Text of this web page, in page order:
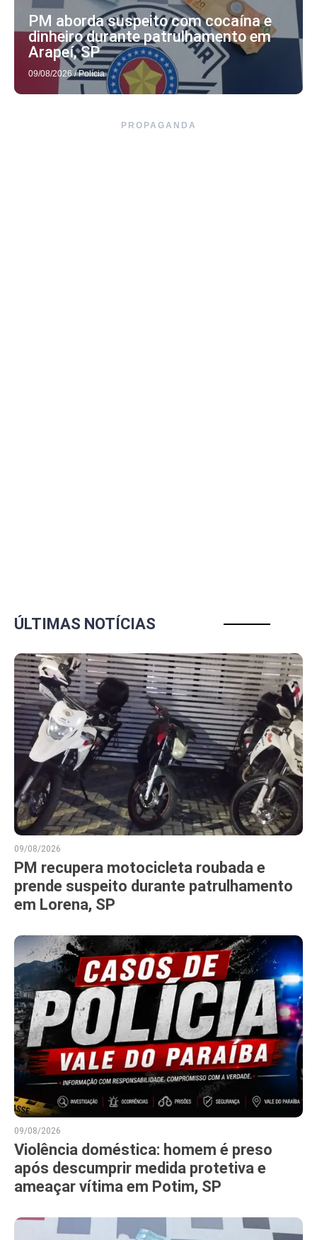
PM aborda suspeito com cocaína e
dinheiro durante patrulhamento em
Arapeí, SP
09/08/2026 / Polícia
PROPAGANDA
ÚLTIMAS NOTÍCIAS
09/08/2026
PM recupera motocicleta roubada e
prende suspeito durante patrulhamento
em Lorena, SP
09/08/2026
Violência doméstica: homem é preso
após descumprir medida protetiva e
ameaçar vítima em Potim, SP